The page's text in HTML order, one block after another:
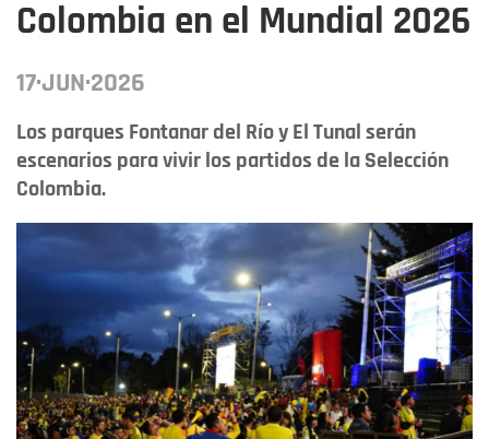
Colombia en el Mundial 2026
17·JUN·2026
Los parques Fontanar del Río y El Tunal serán
escenarios para vivir los partidos de la Selección
Colombia.